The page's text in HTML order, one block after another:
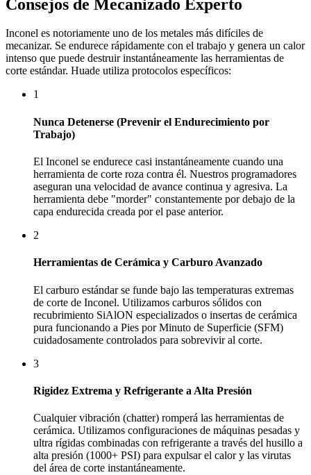
Consejos de Mecanizado Experto
Inconel es notoriamente uno de los metales más difíciles de
mecanizar. Se endurece rápidamente con el trabajo y genera un calor
intenso que puede destruir instantáneamente las herramientas de
corte estándar. Huade utiliza protocolos específicos:
1
Nunca Detenerse (Prevenir el Endurecimiento por
Trabajo)
El Inconel se endurece casi instantáneamente cuando una
herramienta de corte roza contra él. Nuestros programadores
aseguran una velocidad de avance continua y agresiva. La
herramienta debe "morder" constantemente por debajo de la
capa endurecida creada por el pase anterior.
2
Herramientas de Cerámica y Carburo Avanzado
El carburo estándar se funde bajo las temperaturas extremas
de corte de Inconel. Utilizamos carburos sólidos con
recubrimiento SiAlON especializados o insertas de cerámica
pura funcionando a Pies por Minuto de Superficie (SFM)
cuidadosamente controlados para sobrevivir al corte.
3
Rigidez Extrema y Refrigerante a Alta Presión
Cualquier vibración (chatter) romperá las herramientas de
cerámica. Utilizamos configuraciones de máquinas pesadas y
ultra rígidas combinadas con refrigerante a través del husillo a
alta presión (1000+ PSI) para expulsar el calor y las virutas
del área de corte instantáneamente.